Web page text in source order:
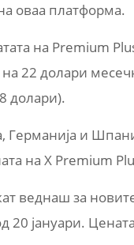
оваа платформа.
на Premium
22 долари
долари).
Германија и
на X Premium
веднаш за
јануари.